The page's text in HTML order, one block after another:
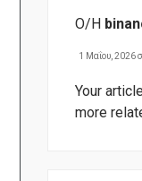
Ο/Η
1 Μαΐου, 2026
Your
more